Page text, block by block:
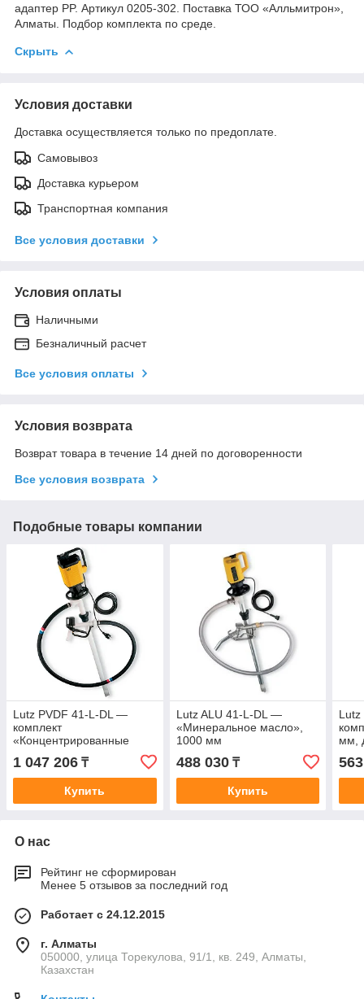
адаптер PP. Артикул 0205-302. Поставка ТОО «Алльмитрон»,
Алматы. Подбор комплекта по среде.
Скрыть
Условия доставки
Доставка осуществляется только по предоплате.
Самовывоз
Доставка курьером
Транспортная компания
Все условия доставки
Условия оплаты
Наличными
Безналичный расчет
Все условия оплаты
Условия возврата
Возврат товара в течение 14 дней по договоренности
Все условия возврата
Подобные товары компании
Lutz PVDF 41-L-DL —
комплект
«Концентрированные
кислоты и щёлочи», 1200
мм, двигатель MA II 3
1 047 206 ₸
Купить
Lutz ALU 41-L-DL —
«Минеральное масло»,
1000 мм
488 030₸
Купить
мм,
О нас
Рейтинг не сформирован
Менее 5 отзывов за последний год
Работает с 24.12.2015
г. Алматы
050000, улица Торекулова, 91/1, кв. 249, Алматы,
Казахстан